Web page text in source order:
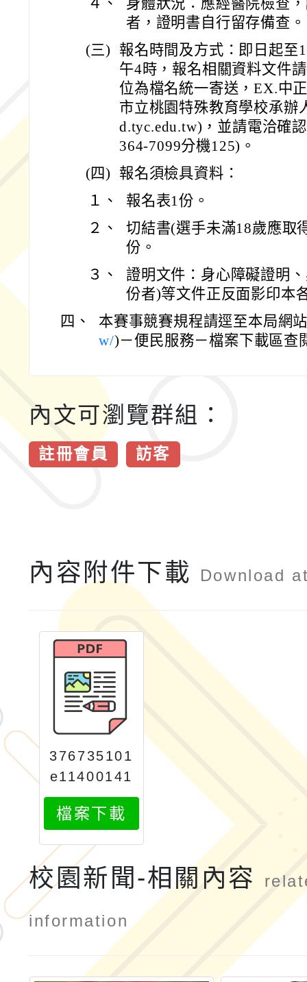
４、
身體狀況：應經醫院檢查
者，證明書自行留存備查。
(三)
報名時間及方式：即日起至
午4時，報名相關資料文件
位為檔名統一寄送，EX.中
市立桃園特殊教育學校承辦
d.tyc.edu.tw)，並請電洽確
364-7099分機125)。
(四)
報名須檢具資料：
１、
報名表1份。
２、
切結書(選手未滿18歲應取
份。
３、
證明文件：身心障礙證明
份者)等文件正反面影印本
四、
本賽事競賽規程請逕至本局網
w/)－便民服務－檔案下載區查
內文可瀏覽群組：
註冊會員 訪客
內容附件下載 Download
376735101
e11400141
68attach1
檔案下載
校園新聞-相關內容
information